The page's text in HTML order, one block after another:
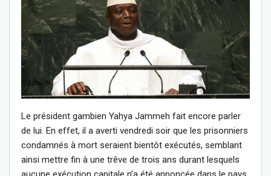
Le président gambien Yahya Jammeh fait encore parler
de lui. En effet, il a averti vendredi soir que les prisonniers
condamnés à mort seraient bientôt exécutés, semblant
ainsi mettre fin à une trêve de trois ans durant lesquels